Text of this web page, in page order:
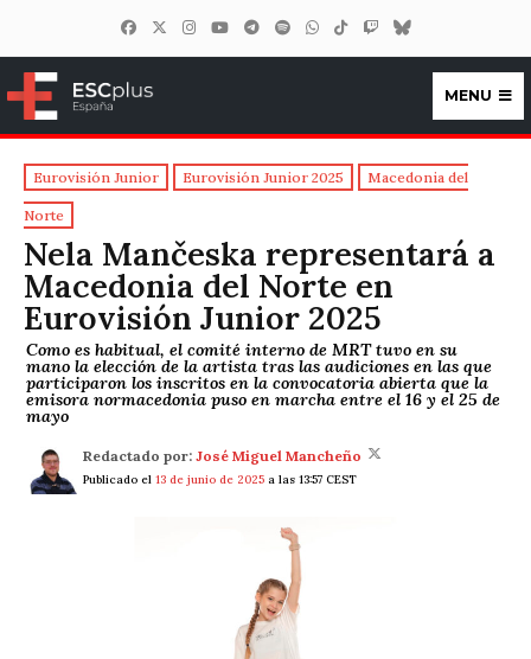
ESCplus España
MENU
Eurovisión Junior Eurovisión Junior 2025 Macedonia del
Norte
Nela Mančeska representará a
Macedonia del Norte en
Eurovisión Junior 2025
Como es habitual, el comité interno de MRT tuvo en su
mano la elección de la artista tras las audiciones en las que
participaron los inscritos en la convocatoria abierta que la
emisora normacedonia puso en marcha entre el 16 y el 25 de
mayo
Redactado por: José Miguel Mancheño
Publicado el 13 de junio de 2025 a las 13:57 CEST